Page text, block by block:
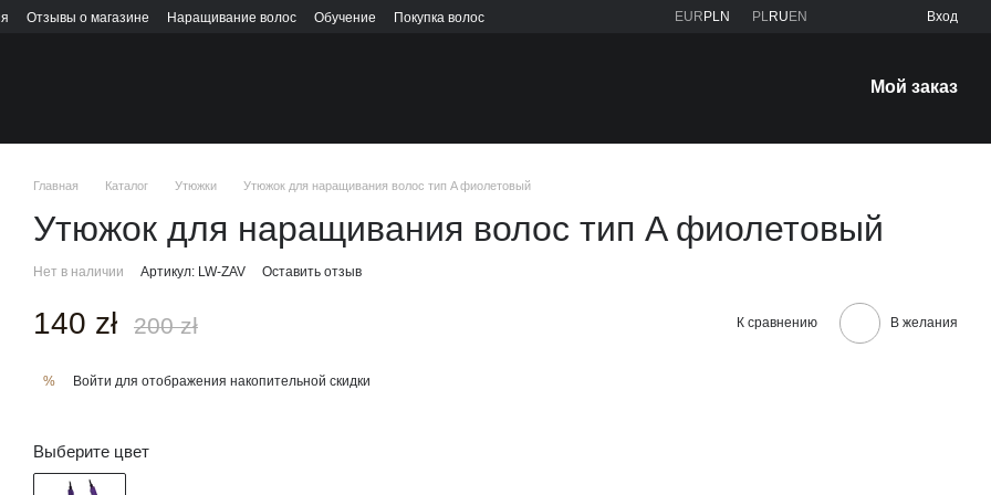
Отзывы о магазине Наращивание волос Обучение
Покупка волос
EUR PLN PLRU EN Вход
Мой заказ
Главная Каталог Утюжки Утюжок для наращивания волос тип A фиолетовый
Утюжок для наращивания волос тип A фиолетовый
Нет в наличии Артикул: LW-ZAV Оставить отзыв
140 zł 200 zł К сравнению В желания
% Войти для отображения накопительной скидки
Выберите цвет